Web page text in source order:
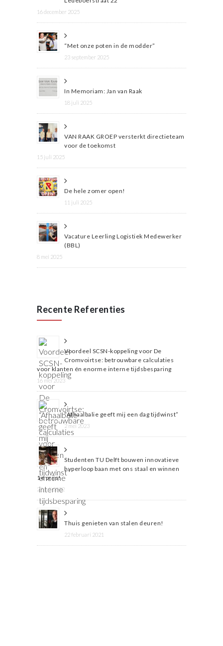
16 december 2025
“Met onze poten in de modder”
23 september 2025
In Memoriam: Jan van Raak
18 juli 2025
VAN RAAK GROEP versterkt directieteam
voor de toekomst
15 juli 2025
De hele zomer open!
11 juli 2025
Vacature Leerling Logistiek Medewerker
(BBL)
8 mei 2025
Recente Referenties
Voordeel SCSN-koppeling voor De
Cromvoirtse: betrouwbare calculaties
voor klanten én enorme interne tijdsbesparing
16 mei 2023
“Afhaalbalie geeft mij een dag tijdwinst”
2 mei 2023
Studenten TU Delft bouwen innovatieve
hyperloop baan met ons staal en winnen
1e prijs!
22 juli 2022
Thuis genieten van stalen deuren!
22 februari 2021